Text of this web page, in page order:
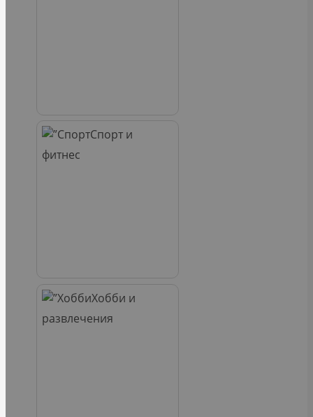
Спорт и
фитнес
Хобби и
развлечения